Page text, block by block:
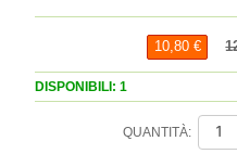
10,80 €
DISPONIBILI: 1
QUANTITÀ: